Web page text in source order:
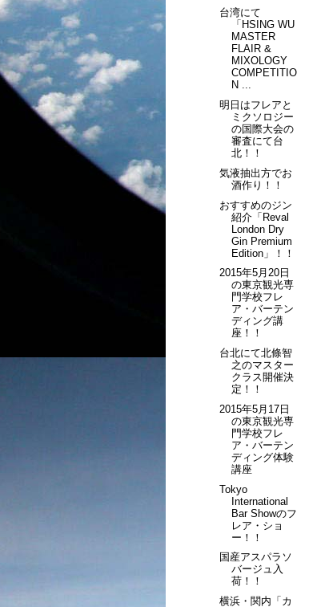
台湾にて
「HSING WU
MASTER
FLAIR &
MIXOLOGY
COMPETITIO
N ...
明日はフレアと
ミクソロジー
の国際大会の
審査にて台
北！！
気液抽出方でお
酒作り！！
おすすめのジン
紹介「Reval
London Dry
Gin Premium
Edition」！！
2015年5月20日
の東京観光専
門学校フレ
ア・バーテン
ディング講
座！！
台北にて北條智
之のマスター
クラス開催決
定！！
2015年5月17日
の東京観光専
門学校フレ
ア・バーテン
ディング体験
講座
Tokyo
International
Bar Showのフ
レア・ショ
ー！！
国産アスパラソ
バージュ入
荷！！
横浜・関内「カ